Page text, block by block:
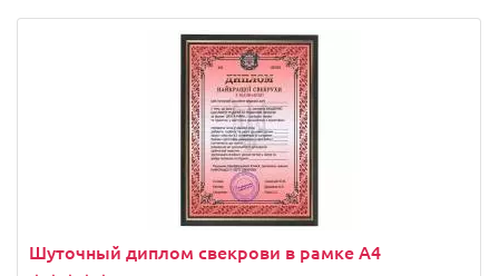
Шуточный диплом свекрови в рамке А4